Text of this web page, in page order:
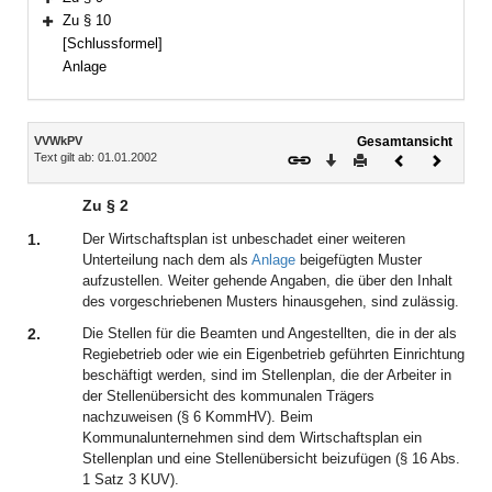
Bereich erweitern
Bereich erweitern
Zu § 10
[Schlussformel]
Anlage
Inhalt
VVWkPV
Text gilt ab: 01.01.2002
Gesamtansicht
Download
DruckenVorheriges
Zu § 2
1.
Der Wirtschaftsplan ist unbeschadet einer weiteren
Unterteilung nach dem als Anlage beigefügten Muster
aufzustellen. Weiter gehende Angaben, die über den Inhalt
des vorgeschriebenen Musters hinausgehen, sind zulässig.
2.
Die Stellen für die Beamten und Angestellten, die in der als
Regiebetrieb oder wie ein Eigenbetrieb geführten Einrichtung
beschäftigt werden, sind im Stellenplan, die der Arbeiter in
der Stellenübersicht des kommunalen Trägers
nachzuweisen (§ 6 KommHV). Beim
Kommunalunternehmen sind dem Wirtschaftsplan ein
Stellenplan und eine Stellenübersicht beizufügen (§ 16 Abs.
1 Satz 3 KUV).